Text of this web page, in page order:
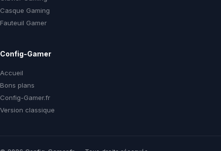
Casque Gaming
Fauteuil Gamer
Config-Gamer
Accueil
Bons plans
Config-Gamer.fr
Version classique